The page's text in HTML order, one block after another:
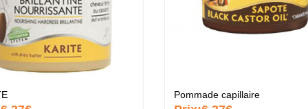
Pommade capillaire
capillaire
€